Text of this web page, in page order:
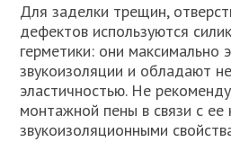
Для заделки трещин,
дефектов используются
герметики: они максимально
звукоизоляции и обладают
эластичностью. Не
монтажной пены в связи с ее
звукоизоляционными